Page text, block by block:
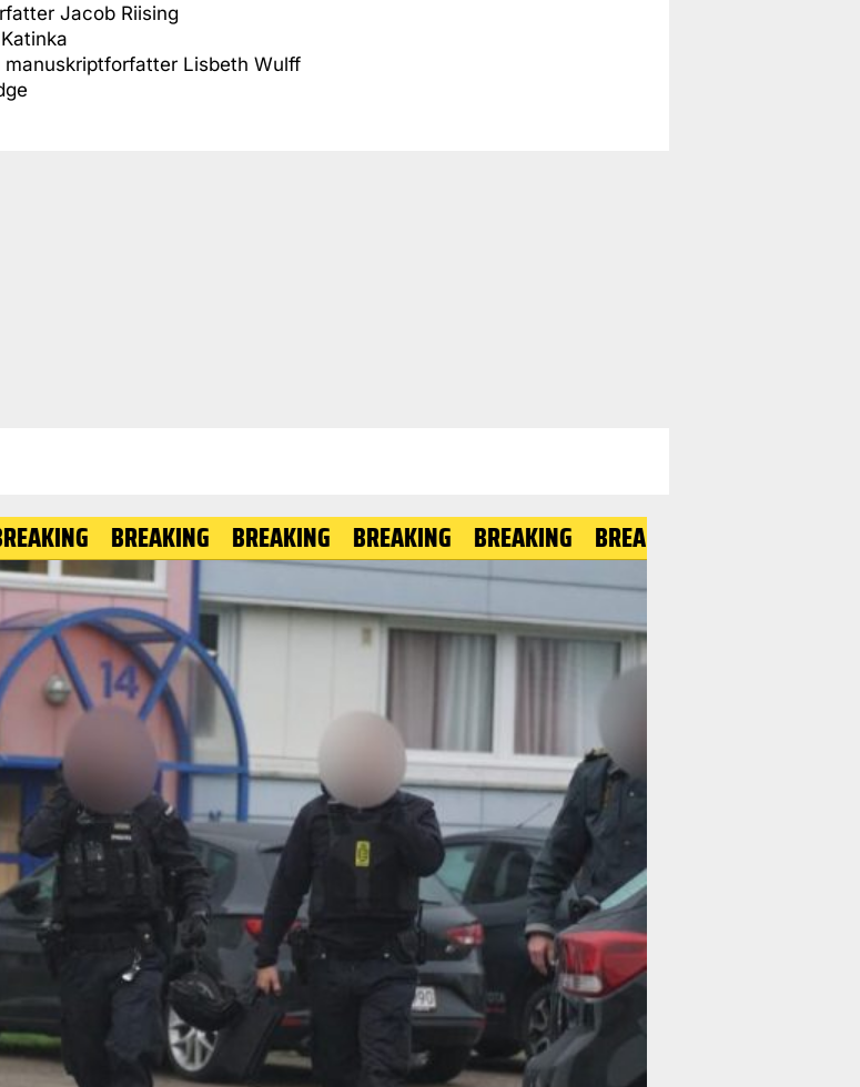
Jacob Riising
manuskriptforfatter Lisbeth Wulff
BREAKING BREAKING BREAKING BREAKING BREAKING BREAKING